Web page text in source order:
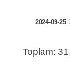
2024-09-25
Toplam: